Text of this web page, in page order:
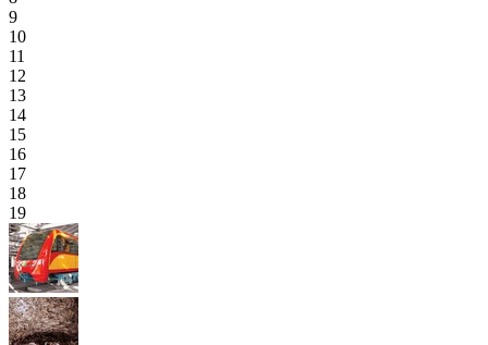
9
10
11
12
13
14
15
16
17
18
19